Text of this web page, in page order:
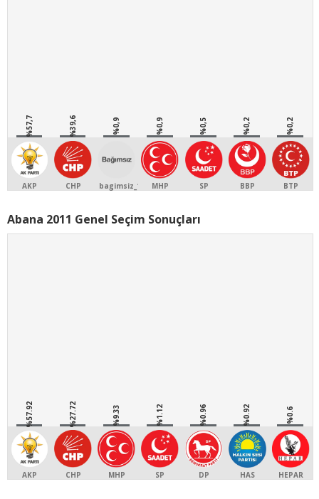
%57,7
AKP
%39,6
CHP
%0,9
bagimsiz_1
%0,9
MHP
%0,5
SP
%0,2
BBP
%0,2
BTP
Abana 2011 Genel Seçim Sonuçları
%57.92
AKP
%27.72
CHP
%9.33
MHP
%1.12
SP
%0.96
DP
%0.92
HAS
%0.6
HEPAR